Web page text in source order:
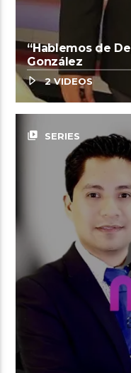
“Hablemos de
González
2 VIDEOS
video_library SERIES